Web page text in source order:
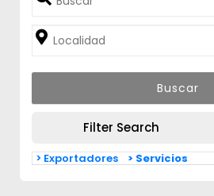
Filter Search
> Exportadores > Servicios